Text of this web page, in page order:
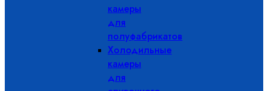
камеры
для
полуфабрикатов
Холодильные
камеры
для